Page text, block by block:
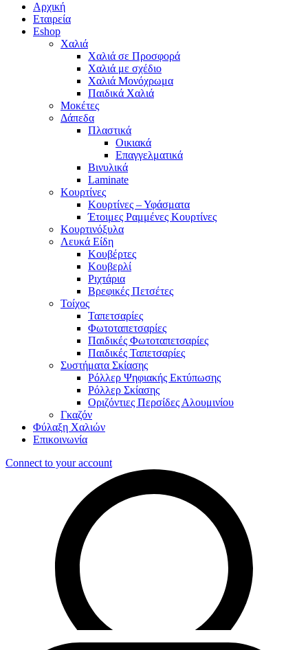
Αρχική
Εταιρεία
Eshop
Χαλιά
Χαλιά σε Προσφορά
Χαλιά με σχέδιο
Χαλιά Μονόχρωμα
Παιδικά Χαλιά
Μοκέτες
Δάπεδα
Πλαστικά
Οικιακά
Επαγγελματικά
Βινυλικά
Laminate
Κουρτίνες
Κουρτίνες – Υφάσματα
Έτοιμες Ραμμένες Κουρτίνες
Κουρτινόξυλα
Λευκά Είδη
Κουβέρτες
Κουβερλί
Ριχτάρια
Βρεφικές Πετσέτες
Τοίχος
Ταπετσαρίες
Φωτοταπετσαρίες
Παιδικές Φωτοταπετσαρίες
Παιδικές Ταπετσαρίες
Συστήματα Σκίασης
Ρόλλερ Ψηφιακής Εκτύπωσης
Ρόλλερ Σκίασης
Οριζόντιες Περσίδες Αλουμινίου
Γκαζόν
Φύλαξη Χαλιών
Επικοινωνία
Connect to your account